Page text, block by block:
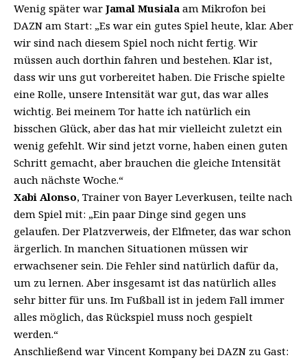
Wenig später war Jamal Musiala am Mikrofon bei
DAZN am Start: „Es war ein gutes Spiel heute, klar. Aber
wir sind nach diesem Spiel noch nicht fertig. Wir
müssen auch dorthin fahren und bestehen. Klar ist,
dass wir uns gut vorbereitet haben. Die Frische spielte
eine Rolle, unsere Intensität war gut, das war alles
wichtig. Bei meinem Tor hatte ich natürlich ein
bisschen Glück, aber das hat mir vielleicht zuletzt ein
wenig gefehlt. Wir sind jetzt vorne, haben einen guten
Schritt gemacht, aber brauchen die gleiche Intensität
auch nächste Woche.“
Xabi Alonso, Trainer von Bayer Leverkusen, teilte nach
dem Spiel mit: „Ein paar Dinge sind gegen uns
gelaufen. Der Platzverweis, der Elfmeter, das war schon
ärgerlich. In manchen Situationen müssen wir
erwachsener sein. Die Fehler sind natürlich dafür da,
um zu lernen. Aber insgesamt ist das natürlich alles
sehr bitter für uns. Im Fußball ist in jedem Fall immer
alles möglich, das Rückspiel muss noch gespielt
werden.“
Anschließend war Vincent Kompany bei DAZN zu Gast: